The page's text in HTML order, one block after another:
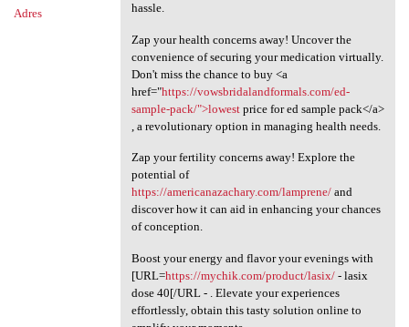
Adres
hassle.
Zap your health concerns away! Uncover the
convenience of securing your medication virtually.
Don't miss the chance to buy <a
href="https://vowsbridalandformals.com/ed-
sample-pack/">lowestprice for ed sample pack</a>
, a revolutionary option in managing health needs.
Zap your fertility concerns away! Explore the
potential of
https://americanazachary.com/lamprene/and
discover how it can aid in enhancing your chances
of conception.
Boost your energy and flavor your evenings with
[URL=https://mychik.com/product/lasix/- lasix
dose 40[/URL - . Elevate your experiences
effortlessly, obtain this tasty solution online to